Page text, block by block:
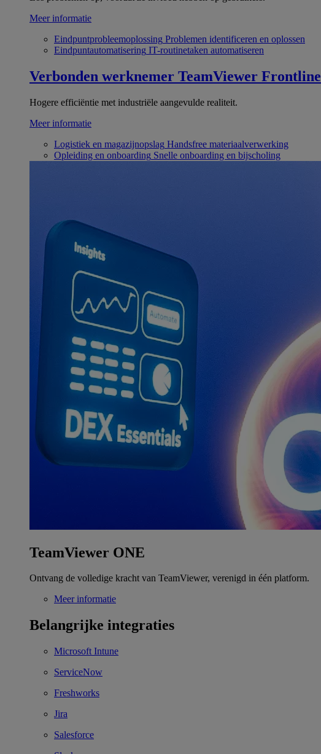
Meer informatie
Eindpuntprobleemoplossing Problemen identificeren en oplossen
Eindpuntautomatisering IT-routinetaken automatiseren
Verbonden werknemer TeamViewer Frontline
Hogere efficiëntie met industriële aangevulde realiteit.
Meer informatie
Logistiek en magazijnopslag Handsfree materiaalverwerking
Opleiding en onboarding Snelle onboarding en bijscholing
TeamViewer ONE
Ontvang de volledige kracht van TeamViewer, verenigd in één platform.
Meer informatie
Belangrijke integraties
Microsoft Intune
ServiceNow
Freshworks
Jira
Salesforce